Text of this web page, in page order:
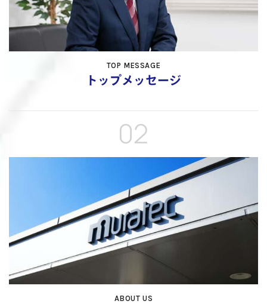
TOP MESSAGE
トップメッセージ
02
ABOUT US